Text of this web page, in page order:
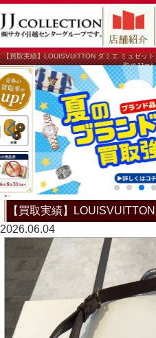
【買取実績】LOUISVUITTON ダミエ ミュゼッ
取のJJコ
【買取実績】
2026.06.04